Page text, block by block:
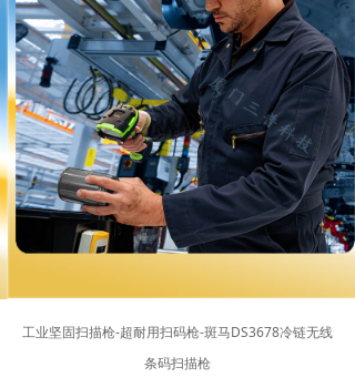
工业坚固扫描枪-超耐用扫码枪-斑马DS3678冷链无线
条码扫描枪